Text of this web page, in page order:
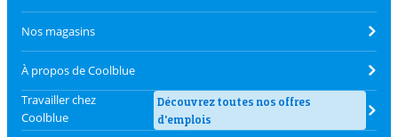
Nos magasins
À propos de Coolblue
Travailler chez
Coolblue
Découvrez toutes nos offres
d'emplois